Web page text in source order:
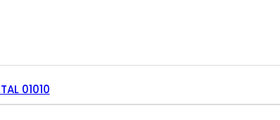
01010